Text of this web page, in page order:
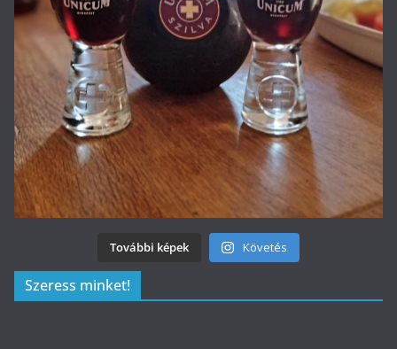
További képek Követés
Szeress minket!